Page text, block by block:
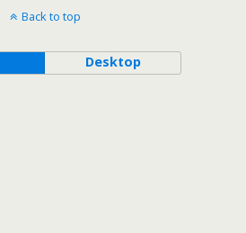
Back to top
Desktop